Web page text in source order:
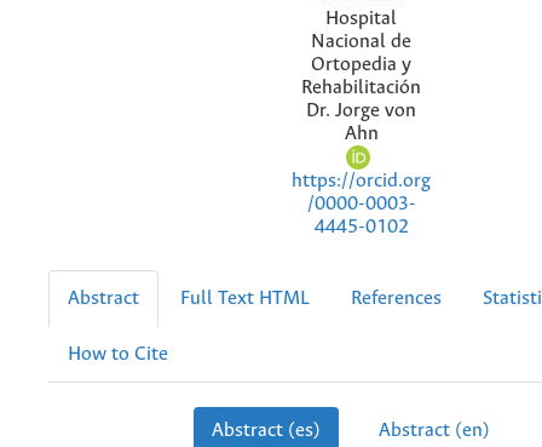
Hospital
Nacional de
Ortopedia y
Rehabilitación
Dr. Jorge von
Ahn
https://orcid.org
/0000-0003-
4445-0102
Abstract Full Text HTML References
How to Cite
Abstract (es) Abstract (en)